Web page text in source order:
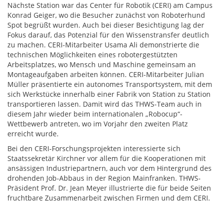
Nächste Station war das Center für Robotik (CERI) am Campus
Konrad Geiger, wo die Besucher zunächst von Roboterhund
Spot begrüßt wurden. Auch bei dieser Besichtigung lag der
Fokus darauf, das Potenzial für den Wissenstransfer deutlich
zu machen. CERI-Mitarbeiter Usama Ali demonstrierte die
technischen Möglichkeiten eines robotergestützten
Arbeitsplatzes, wo Mensch und Maschine gemeinsam an
Montageaufgaben arbeiten können. CERI-Mitarbeiter Julian
Müller präsentierte ein autonomes Transportsystem, mit dem
sich Werkstücke innerhalb einer Fabrik von Station zu Station
transportieren lassen. Damit wird das THWS-Team auch in
diesem Jahr wieder beim internationalen „Robocup“-
Wettbewerb antreten, wo im Vorjahr den zweiten Platz
erreicht wurde.
Bei den CERI-Forschungsprojekten interessierte sich
Staatssekretär Kirchner vor allem für die Kooperationen mit
ansässigen Industriepartnern, auch vor dem Hintergrund des
drohenden Job-Abbaus in der Region Mainfranken. THWS-
Präsident Prof. Dr. Jean Meyer illustrierte die für beide Seiten
fruchtbare Zusammenarbeit zwischen Firmen und dem CERI.